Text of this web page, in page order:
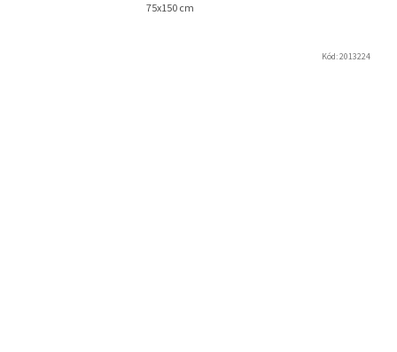
75x150 cm
Kód:2013224